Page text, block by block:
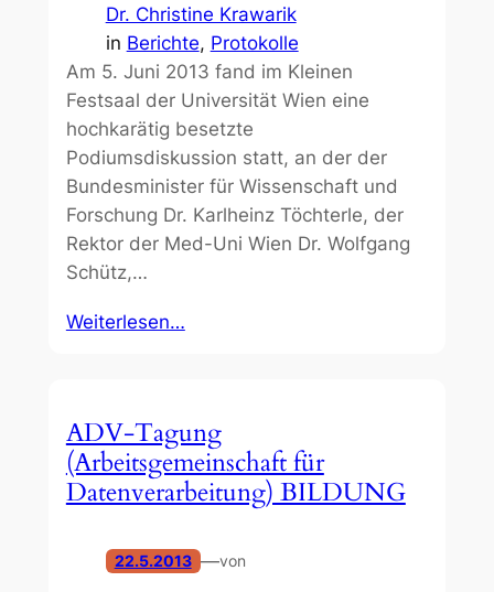
Dr. Christine Krawarik
in Berichte, Protokolle
Am 5. Juni 2013 fand im Kleinen
Festsaal der Universität Wien eine
hochkarätig besetzte
Podiumsdiskussion statt, an der der
Bundesminister für Wissenschaft und
Forschung Dr. Karlheinz Töchterle, der
Rektor der Med-Uni Wien Dr. Wolfgang
Schütz,…
Weiterlesen…
ADV-Tagung
(Arbeitsgemeinschaft für
Datenverarbeitung) BILDUNG
22.5.2013 —von